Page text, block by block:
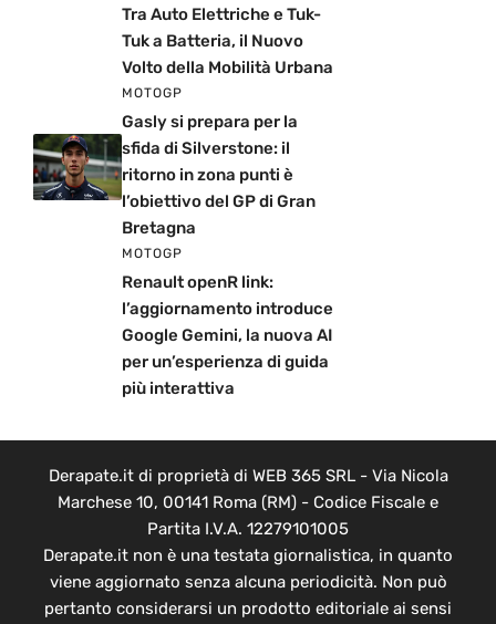
Tra Auto Elettriche e Tuk-
Tuk a Batteria, il Nuovo
Volto della Mobilità Urbana
MOTOGP
Gasly si prepara per la
sfida di Silverstone: il
ritorno in zona punti è
l’obiettivo del GP di Gran
Bretagna
MOTOGP
Renault openR link:
l’aggiornamento introduce
Google Gemini, la nuova AI
per un’esperienza di guida
più interattiva
Derapate.it di proprietà di WEB 365 SRL - Via Nicola
Marchese 10, 00141 Roma (RM) - Codice Fiscale e
Partita I.V.A. 12279101005
Derapate.it non è una testata giornalistica, in quanto
viene aggiornato senza alcuna periodicità. Non può
pertanto considerarsi un prodotto editoriale ai sensi